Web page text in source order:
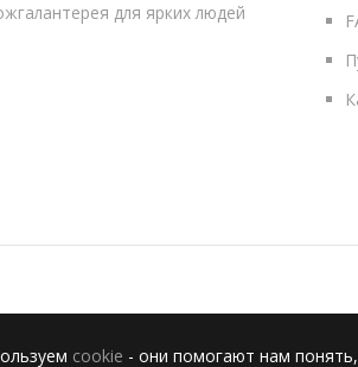
для ярких людей
cookie - они помогают нам